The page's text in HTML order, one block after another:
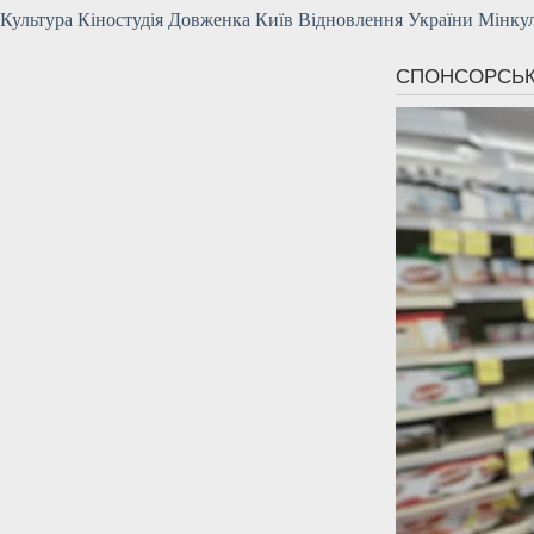
Культура Кіностудія Довженка Київ Відновлення України